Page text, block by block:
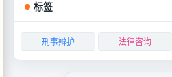
标签
刑事辩护 法律咨询